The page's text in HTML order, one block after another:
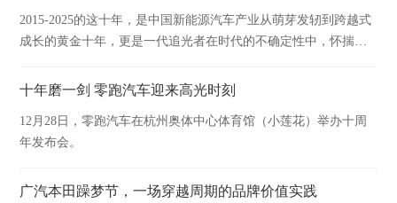
2015-2025的这十年，是中国新能源汽车产业从萌芽发轫到跨越式
成长的黄金十年，更是一代追光者在时代的不确定性中，怀揣初
十年磨一剑 零跑汽车迎来高光时刻
12月28日，零跑汽车在杭州奥体中心体育馆（小莲花）举办十周
年发布会。
广汽本田躁梦节，一场穿越周期的品牌价值实践